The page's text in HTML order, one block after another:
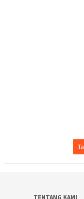
TENTANG KAMI